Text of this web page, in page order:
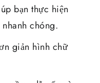
bạn thực hiện
chóng.
giản hình chữ